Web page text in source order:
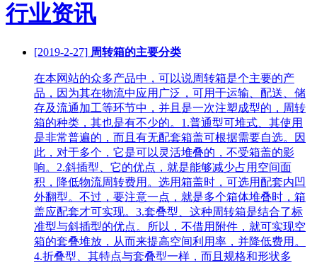
行业资讯
[2019-2-27] 周转箱的主要分类
在本网站的众多产品中，可以说周转箱是个主要的产
品，因为其在物流中应用广泛，可用于运输、配送、储
存及流通加工等环节中，并且是一次注塑成型的，周转
箱的种类，其也是有不少的。1.普通型可堆式、其使用
是非常普遍的，而且有无配套箱盖可根据需要自选。因
此，对于多个，它是可以灵活堆叠的，不受箱盖的影
响。2.斜插型、它的优点，就是能够减少占用空间面
积，降低物流周转费用。选用箱盖时，可选用配套内凹
外翻型。不过，要注意一点，就是多个箱体堆叠时，箱
盖应配套才可实现。3.套叠型、这种周转箱是结合了标
准型与斜插型的优点。所以，不借用附件，就可实现空
箱的套叠堆放，从而来提高空间利用率，并降低费用。
4.折叠型、其特点与套叠型一样，而且规格和形状多